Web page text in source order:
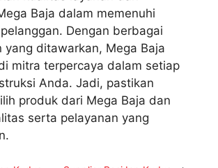
Baja dalam memenuhi
Dengan berbagai
yang ditawarkan, Mega Baja
mitra terpercaya dalam setiap
Anda. Jadi, pastikan
produk dari Mega Baja dan
serta pelayanan yang